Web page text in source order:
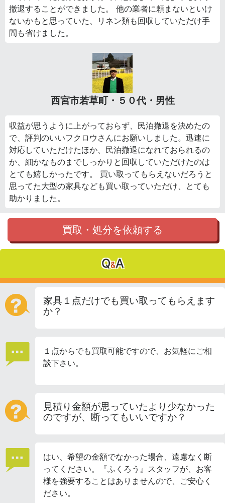
撤退することができました。 他の業者に頼まないといけ
ないかもと思っていた、リネン類も回収していただけ手
間も省けました。
西宮市若草町・５０代・男性
収益が思うように上がっておらず、民泊撤退を決めたの
で、評判のいいフクロウさんにお願いしました。迅速に
対応していただけたほか、民泊撤退になれておられるの
か、細かなものまでしっかりと回収していただけたのは
とても嬉しかったです。 買い取ってもらえないだろうと
思ってた大型の家具なども買い取っていただけ、とても
助かりました。
買取・処分を依頼する
Q&A
家具１点だけでも買い取ってもらえます
か？
１点からでも買取可能ですので、お気軽にご相
談下さい。
見積り金額が思っていたより少なかった
のですが、断ってもいいですか？
はい、希望の金額でなかった場合、遠慮なく断
ってください。『ふくろう』スタッフが、お客
様を強要することはありませんので、ご安心く
ださい。